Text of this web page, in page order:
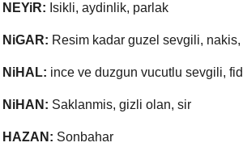
NEYiR: Isikli, aydinlik, parlak
NiGAR: Resim kadar guzel sevgili,
NiHAL: ince ve duzgun vucutlu sevgili,
NiHAN: Saklanmis, gizli olan, sir
HAZAN: Sonbahar